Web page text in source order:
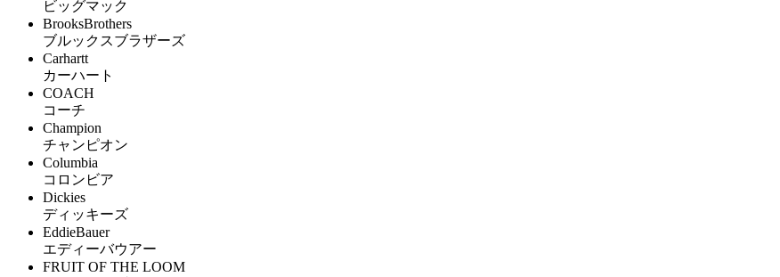
ビッグマック
BrooksBrothers
ブルックスブラザーズ
Carhartt
カーハート
COACH
コーチ
Champion
チャンピオン
Columbia
コロンビア
Dickies
ディッキーズ
EddieBauer
エディーバウアー
FRUIT OF THE LOOM